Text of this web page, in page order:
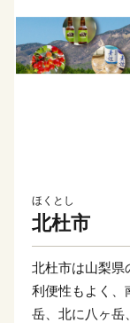
ほくとし
北杜市
北杜市は山梨県
利便性もよく、
岳、北に八ヶ岳